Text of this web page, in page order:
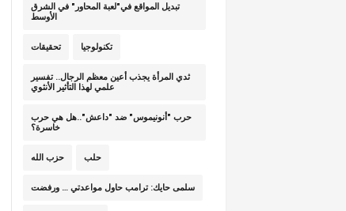
تبديل المواقع في"لعبة المحاور" في الشرق
الأوسط
تحقيقات تكنولوجيا
ثدي المرأة يجذب أعين معظم الرجال.. تفسير
علمي لهذا التأثير الأنثوي
حرب "أنونيموس" ضد "داعش"..هل هي حرب
خاسرة؟
حزب الله حلب
سلمى حايك: ترامب حاول مواعدتي … ورفضت